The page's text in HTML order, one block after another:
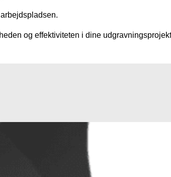
og effektiviteten i dine